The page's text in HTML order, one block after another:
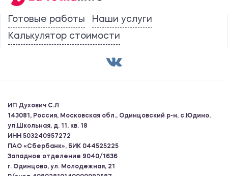
Готовые работы
Наши услуги
Калькулятор стоимости
ИП Духович С.Л
143081, Россия, Московская обл., Одинцовский р-н, с.Юдино,
ул.Школьная, д. 11, кв. 18
ИНН 503240957272
ПАО «Сбербанк», БИК 044525225
Западное отделение 9040/1636
г. Одинцово, ул. Молодежная, 21